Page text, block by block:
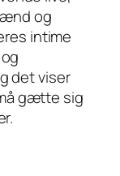
og
intime
det viser
gætte sig